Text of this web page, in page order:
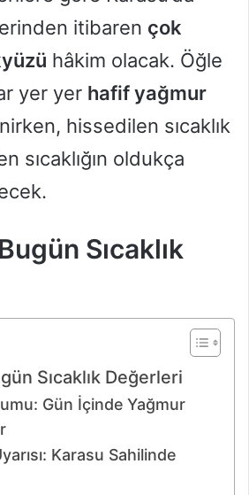
itibaren çok
hâkim olacak. Öğle
yer yer hafif yağmur
hissedilen sıcaklık
sıcaklığın oldukça
Sıcaklık
Sıcaklık Değerleri
Gün İçinde Yağmur
Karasu Sahilinde